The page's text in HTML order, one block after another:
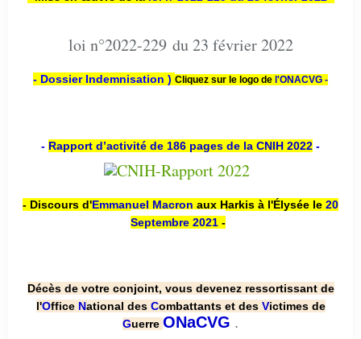
loi n°2022-229 du 23 février 2022
- Dossier Indemnisation ) Cliquez sur le logo de l'ONACVG -
- Rapport d’activité de 186 pages de la CNIH 2022 -
- Discours d'Emmanuel Macron aux Harkis à l'Élysée le 20
Septembre 2021 -
Décès de votre conjoint, vous devenez ressortissant de
l'Office National des Combattants et des Victimes de
Guerre ONaCVG .